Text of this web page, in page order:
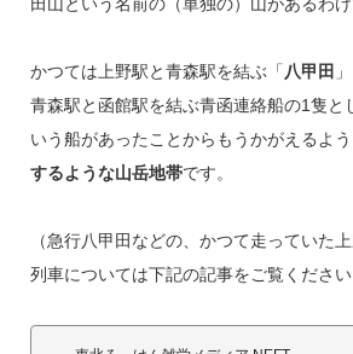
かつては上野駅と青森駅を結ぶ「 八甲田
青森駅と函館駅を結ぶ青函連絡船の1隻と
いう船があったことからもうかがえるよう
するような山岳地帯です。
（急行八甲田などの、かつて走っていた
列車については下記の記事をご覧ください